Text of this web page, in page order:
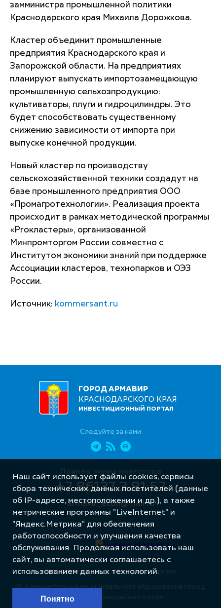
замминистра промышленной политики
Краснодарского края Михаила Дорожкова.
Кластер объединит промышленные
предприятия Краснодарского края и
Запорожской области. На предприятиях
планируют выпускать импортозамещающую
промышленную сельхозпродукцию:
культиваторы, плуги и гидроцилиндры. Это
будет способствовать существенному
снижению зависимости от импорта при
выпуске конечной продукции.
Новый кластер по производству
сельскохозяйственной техники создадут на
базе промышленного предприятия ООО
«Промагротехнологии». Реализация проекта
происходит в рамках методической программы
«Proкластеры», организованной
Минпромторгом России совместно с
Институтом экономики знаний при поддержке
Ассоциации кластеров, технопарков и ОЭЗ
России.
Источник: kommersant.ru
ГОРОД АРМАВИР
КРАСНОДАРСКОГО КРАЯ
ИНВЕСТИЦИОННЫЙ ПОРТАЛ
Следуйте за нами
Прямая линия инвестора
+7 86137 3 81 57
armavir_econ@mail.ru
© Администрация муниципального образования город
Армавир Краснодарского края
Разработка сайта – Интернет-Имидж
Наш сайт использует файлы cookies, сервисы
сбора технических данных посетителей (данные
об IP-адресе, местоположении и др.), а также
метрические программы "LiveInternet" и
"Яндекс.Метрика" для обеспечения
работоспособности и улучшения качества
обслуживания. Продолжая использовать наш
сайт, вы автоматически соглашаетесь с
использованием данных технологий.
Понятно